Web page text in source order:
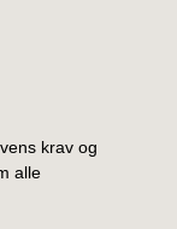
krav og
alle